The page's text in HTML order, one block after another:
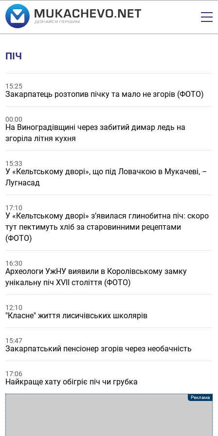
ПІЧ
15:25
Закарпатець розтопив пічку та мало не згорів (ФОТО)
00:00
На Виноградівщині через забитий димар ледь на
згоріла літня кухня
15:33
У «Кельтському дворі», що під Ловачкою в Мукачеві, –
Лугнасад
17:10
У «Кельтському дворі» з’явилася глинобитна піч: скоро
тут пектимуть хліб за старовинними рецептами
(ФОТО)
16:30
Археологи УжНУ виявили в Королівському замку
унікальну піч XVII століття (ФОТО)
12:10
"Класне" життя лисичівських школярів
15:47
Закарпатський пенсіонер згорів через необачність
17:06
Найкраще хату обігріє піч чи грубка